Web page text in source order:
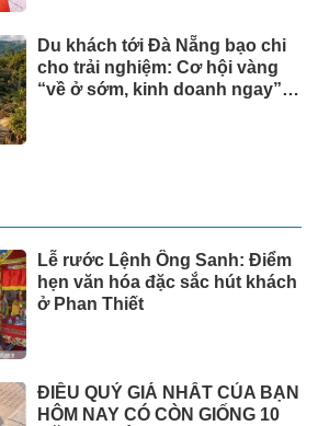
Du khách tới Đà Nẵng bạo chi
cho trải nghiệm: Cơ hội vàng
“về ở sớm, kinh doanh ngay”
Lễ rước Lệnh Ông Sanh: Điểm
hẹn văn hóa đặc sắc hút khách
ở Phan Thiết
ĐIỀU QUÝ GIÁ NHẤT CỦA BẠN
HÔM NAY CÓ CÒN GIỐNG 10